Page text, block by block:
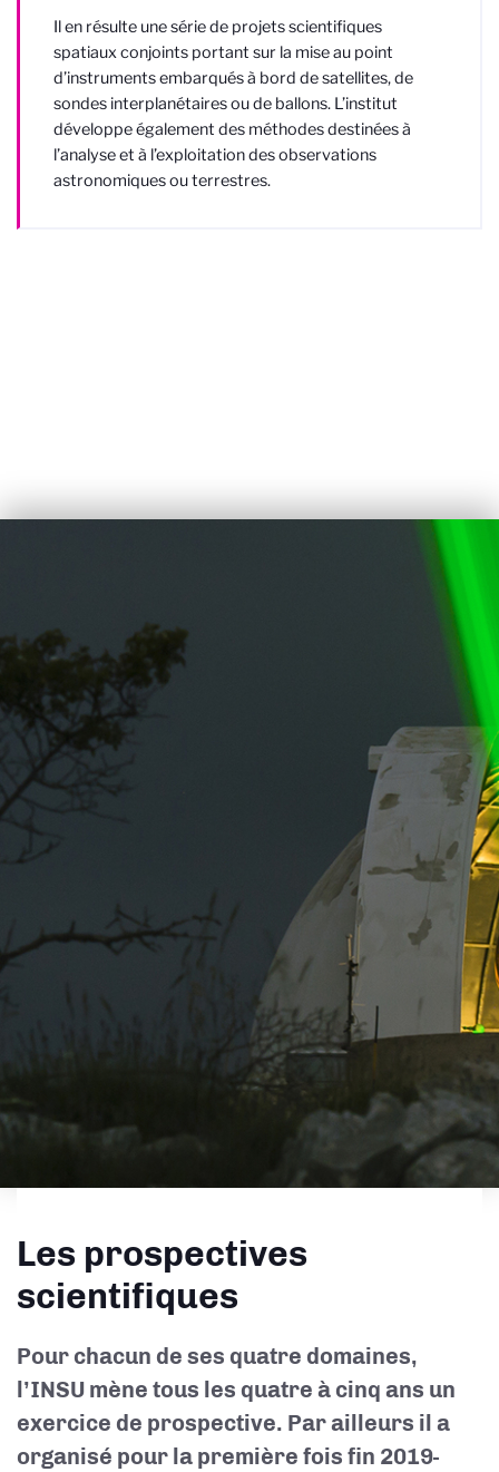
Il en résulte une série de projets scientifiques
spatiaux conjoints portant sur la mise au point
d’instruments embarqués à bord de satellites, de
sondes interplanétaires ou de ballons. L’institut
développe également des méthodes destinées à
l’analyse et à l’exploitation des observations
astronomiques ou terrestres.
Les prospectives
scientifiques
Pour chacun de ses quatre domaines,
l’INSU mène tous les quatre à cinq ans un
exercice de prospective. Par ailleurs il a
organisé pour la première fois fin 2019-